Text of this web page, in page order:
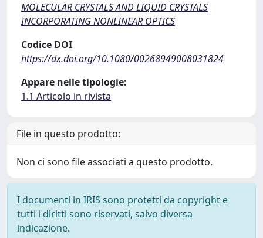
MOLECULAR CRYSTALS AND LIQUID CRYSTALS
INCORPORATING NONLINEAR OPTICS
Codice DOI
https://dx.doi.org/10.1080/00268949008031824
Appare nelle tipologie:
1.1 Articolo in rivista
File in questo prodotto:
Non ci sono file associati a questo prodotto.
I documenti in IRIS sono protetti da copyright e
tutti i diritti sono riservati, salvo diversa
indicazione.